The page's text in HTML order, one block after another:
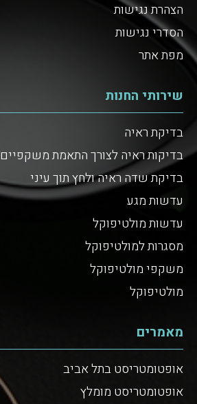
הצהרת נגישות
הסדרי נגישות
מפת אתר
שירותי החנות
בדיקת ראיה
בדיקות ראיה לצורך התאמת משקפיים
בדיקת שדה ראיה ולחץ תוך עיני
עדשות מגע
עדשות מולטיפוקל
מסגרות למולטיפוקל
משקפי מולטיפוקל
מולטיפוקל
מאמרים
אופטומטריסט בתל אביב
אופטומטריסט מומלץ